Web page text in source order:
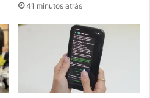
41 minutos atrás